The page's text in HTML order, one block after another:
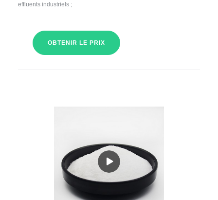
effluents industriels ;
OBTENIR LE PRIX